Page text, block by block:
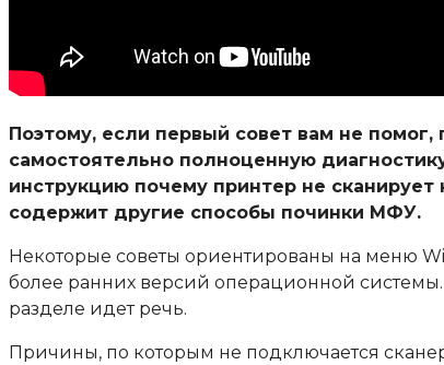
Поэтому, если первый совет вам не
самостоятельно полноценную
инструкцию почему принтер не
содержит другие способы починки МФУ.
Некоторые советы ориентированы на меню
более ранних версий операционной системы.
разделе идет речь.
Причины, по которым не подключается